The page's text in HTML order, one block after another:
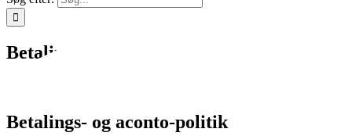
Betalings- og aconto-politik
Betalings- og aconto-politik